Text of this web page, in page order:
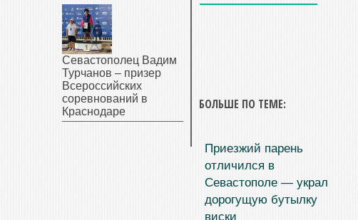
БОЛЬШЕ ПО ТЕМЕ:
Приезжий парень
отличился в
Севастополе — украл
дорогущую бутылку
виски
Севастополец Вадим
Турчанов – призер
Всероссийских
соревнований в
Краснодаре